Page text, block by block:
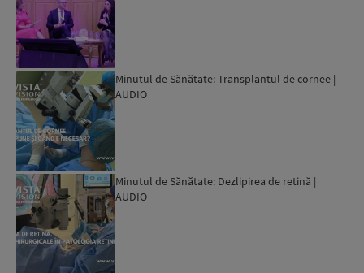
Minutul de Sănătate: Transplantul de cornee |
AUDIO
Minutul de Sănătate: Dezlipirea de retină |
AUDIO